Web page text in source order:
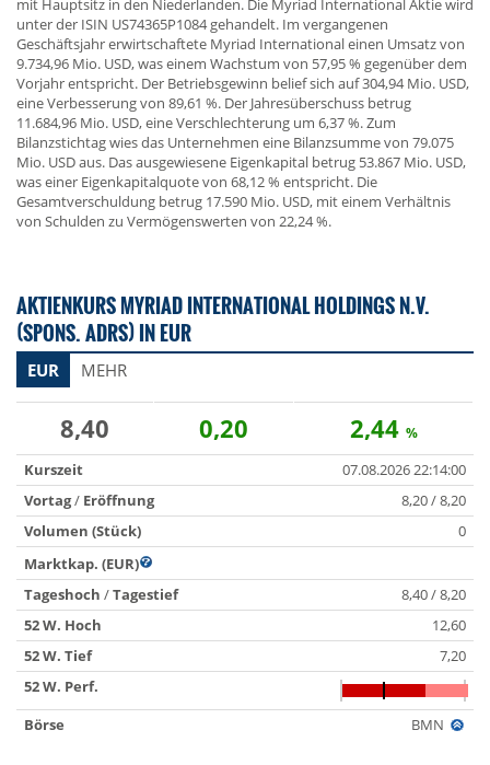
mit Hauptsitz in den Niederlanden. Die Myriad International Aktie wird
unter der ISIN US74365P1084 gehandelt. Im vergangenen
Geschäftsjahr erwirtschaftete Myriad International einen Umsatz von
9.734,96 Mio. USD, was einem Wachstum von 57,95 % gegenüber dem
Vorjahr entspricht. Der Betriebsgewinn belief sich auf 304,94 Mio. USD,
eine Verbesserung von 89,61 %. Der Jahresüberschuss betrug
11.684,96 Mio. USD, eine Verschlechterung um 6,37 %. Zum
Bilanzstichtag wies das Unternehmen eine Bilanzsumme von 79.075
Mio. USD aus. Das ausgewiesene Eigenkapital betrug 53.867 Mio. USD,
was einer Eigenkapitalquote von 68,12 % entspricht. Die
Gesamtverschuldung betrug 17.590 Mio. USD, mit einem Verhältnis
von Schulden zu Vermögenswerten von 22,24 %.
AKTIENKURS MYRIAD INTERNATIONAL HOLDINGS N.V.
(SPONS. ADRS) IN EUR
EUR MEHR
8,40 0,20 2,44 %
Kurszeit
07.08.2026 22:14:00
Vortag/ Eröffnung
8,20 / 8,20
Volumen (Stück)
0
Marktkap. (EUR)
Tageshoch /Tagestief
8,40 / 8,20
52 W. Hoch
12,60
52 W. Tief
7,20
52 W. Perf.
Börse
BMN